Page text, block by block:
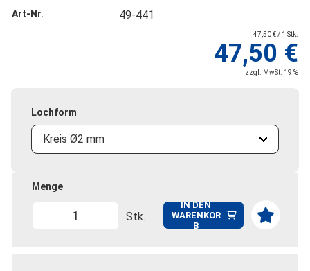
Art-Nr. 49-441
47,50 € / 1 Stk.
47,50 €
zzgl. MwSt. 19 %
Lochform
Kreis Ø2 mm
Menge
Stk.
IN DEN
WARENKOR
B